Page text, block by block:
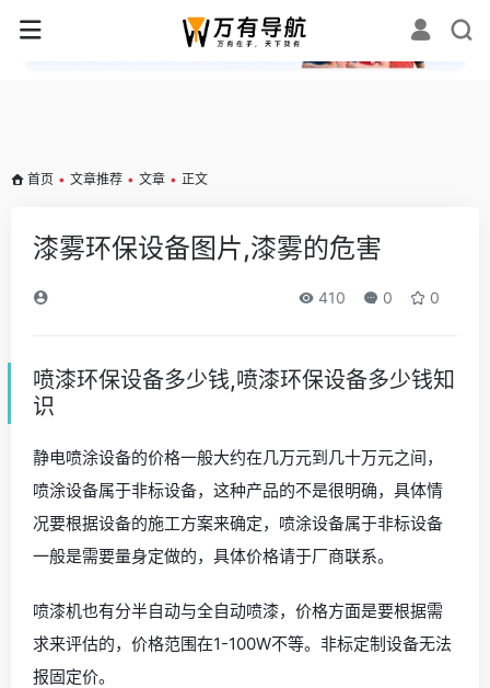
✕
首页 • 文章推荐 • 文章 • 正文
漆雾环保设备图片,漆雾的危害
410 0 0
喷漆环保设备多少钱,喷漆环保设备多少钱知
识
静电喷涂设备的价格一般大约在几万元到几十万元之间，
喷涂设备属于非标设备，这种产品的不是很明确，具体情
况要根据设备的施工方案来确定，喷涂设备属于非标设备
一般是需要量身定做的，具体价格请于厂商联系。
喷漆机也有分半自动与全自动喷漆，价格方面是要根据需
求来评估的，价格范围在1-100W不等。非标定制设备无法
报固定价。